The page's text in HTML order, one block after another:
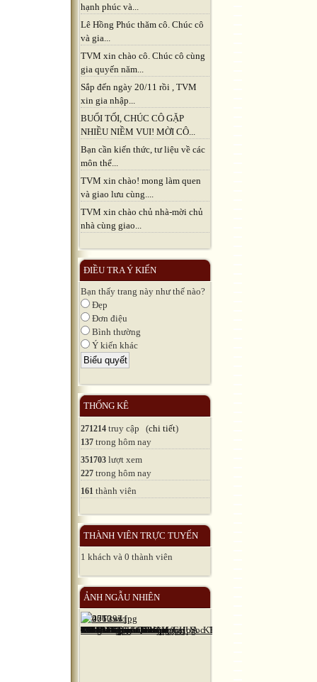
hạnh phúc và...
Lê Hồng Phúc thăm cô. Chúc cô
và gia...
TVM xin chào cô. Chúc cô cùng
gia quyến năm...
Sắp đến ngày 20/11 rồi , TVM
xin gia nhập...
BUỔI TỐI, CHÚC CÔ GẶP
NHIỀU NIỀM VUI! MỜI CÔ...
Bạn cần kiến thức, tư liệu về các
môn thể...
TVM xin chào! mong làm quen
và giao lưu cùng....
TVM xin chào chủ nhà-mời chủ
nhà cùng giao...
ĐIỀU TRA Ý KIẾN
Bạn thấy trang này như thế nào?
Đẹp
Đơn điệu
Bình thường
Ý kiến khác
THỐNG KÊ
271214 truy cập (chi tiết)
137 trong hôm nay
351703 lượt xem
227 trong hôm nay
161 thành viên
THÀNH VIÊN TRỰC TUYẾN
1 khách và 0 thành viên
ẢNH NGẪU NHIÊN